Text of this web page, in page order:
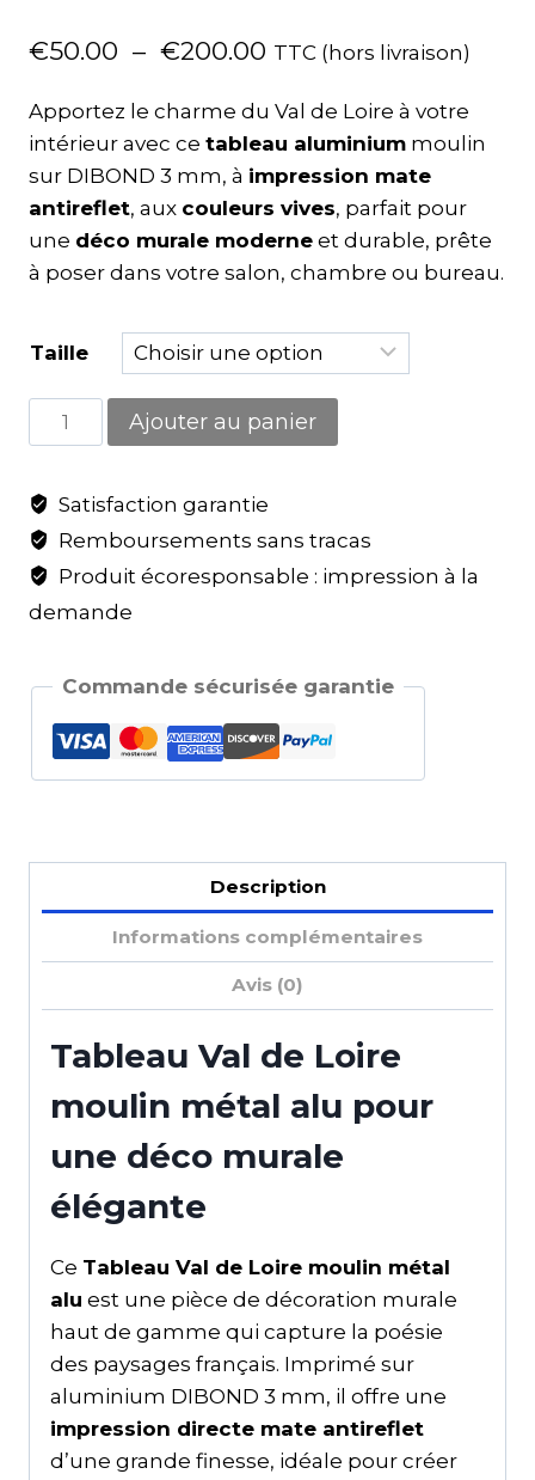
€50.00 – €200.00 TTC (hors livraison)
Apportez le charme du Val de Loire à votre
intérieur avec ce tableau aluminium moulin
sur DIBOND 3 mm, à impression mate
antireflet, aux couleurs vives, parfait pour
une déco murale moderne et durable, prête
à poser dans votre salon, chambre ou bureau.
Taille
Ajouter au panier
Satisfaction garantie
Remboursements sans tracas
Produit écoresponsable : impression à la
demande
Commande sécurisée garantie
Description
Informations complémentaires
Avis (0)
Tableau Val de Loire
moulin métal alu pour
une déco murale
élégante
Ce Tableau Val de Loire moulin métal
alu est une pièce de décoration murale
haut de gamme qui capture la poésie
des paysages français. Imprimé sur
aluminium DIBOND 3 mm, il offre une
impression directe mate antireflet
d’une grande finesse, idéale pour créer